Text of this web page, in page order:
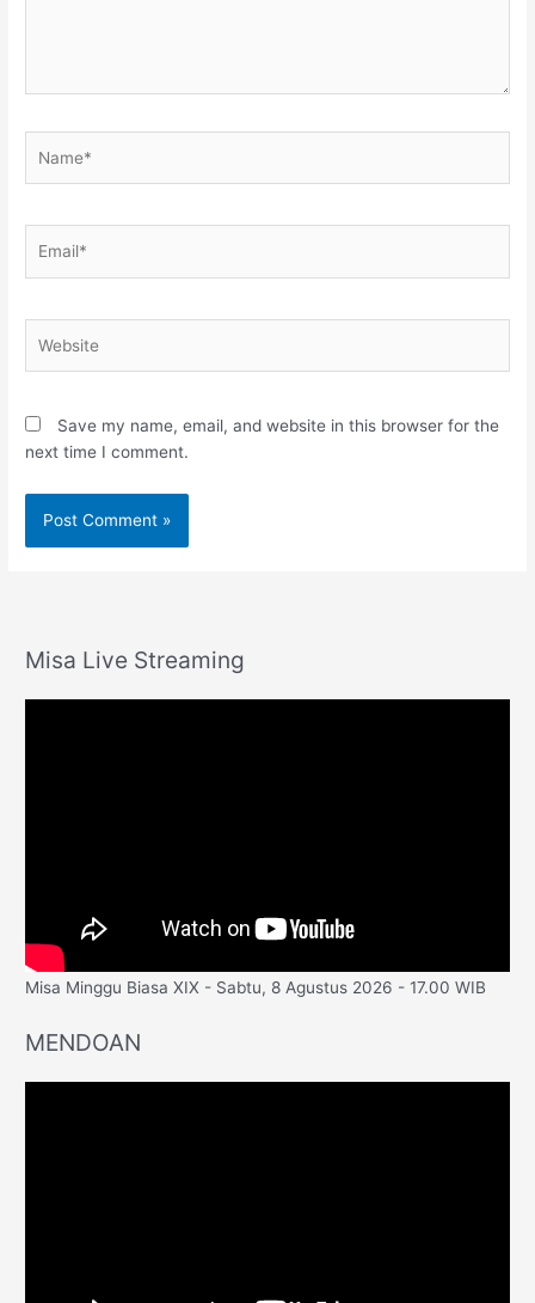
Save my name, email, and website in this browser for the
next time I comment.
Misa Live Streaming
Misa Minggu Biasa XIX - Sabtu, 8 Agustus 2026 - 17.00 WIB
MENDOAN